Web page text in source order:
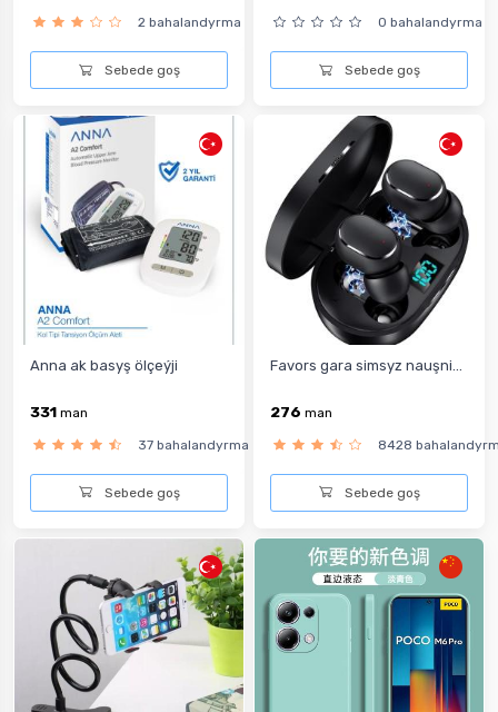
2 bahalandyrma
Sebede goş
0 bahalandyrma
Sebede goş
Anna ak basyş ölçeýji
331 man
37 bahalandyrma
Sebede goş
Favors gara simsyz nauşni...
276 man
8428
Sebede goş